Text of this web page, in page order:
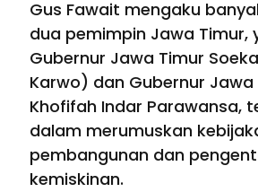
Gus Fawait mengaku
dua pemimpin Jawa Timur,
Gubernur Jawa Timur
Karwo) dan Gubernur Jawa
Khofifah Indar Parawansa,
dalam merumuskan
pembangunan dan
kemiskinan.